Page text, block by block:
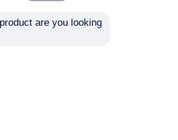
98mm aprovado
are you looking